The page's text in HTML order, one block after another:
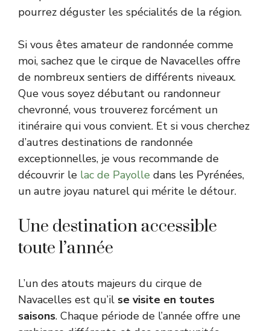
pourrez déguster les spécialités de la région.
Si vous êtes amateur de randonnée comme
moi, sachez que le cirque de Navacelles offre
de nombreux sentiers de différents niveaux.
Que vous soyez débutant ou randonneur
chevronné, vous trouverez forcément un
itinéraire qui vous convient. Et si vous cherchez
d’autres destinations de randonnée
exceptionnelles, je vous recommande de
découvrir le lac de Payolle dans les Pyrénées,
un autre joyau naturel qui mérite le détour.
Une destination accessible
toute l’année
L’un des atouts majeurs du cirque de
Navacelles est qu’il se visite en toutes
saisons. Chaque période de l’année offre une